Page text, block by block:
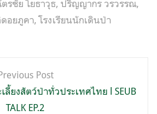
รชัย โยธาวุธ, ปริญญากร วรวรรณ,
อยภูคา,โรงเรียนนักเดินป่า
Post
ยงสัตว์ป่าทั่วประเทศไทย l SEUB
TALK EP.2